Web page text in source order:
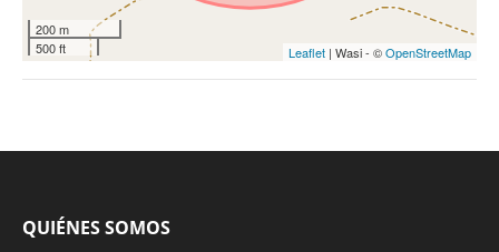
200 m
500 ft
Leaflet | Wasi - ©OpenStreetMap
QUIÉNES SOMOS